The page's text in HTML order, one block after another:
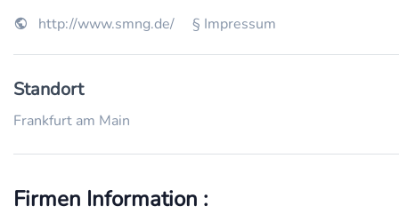
http://www.smng.de/ § Impressum
Standort
Frankfurt am Main
Firmen Information :